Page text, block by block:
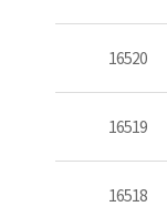
16520
16519
16518